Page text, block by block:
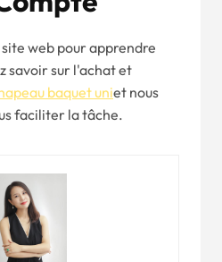
web pour apprendre
savoir sur l'achat et
baquet uniet nous
faciliter la tâche.